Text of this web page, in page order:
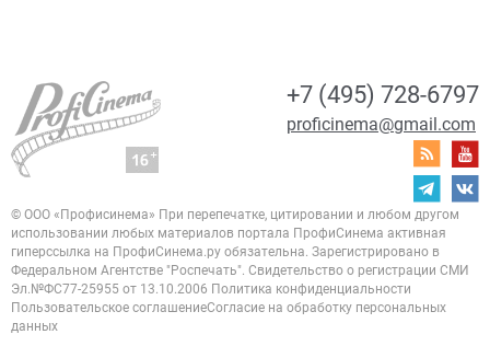
+7 (495) 728-6797
proficinema@gmail.com
© ООО «Профисинема» При перепечатке, цитировании и любом другом
использовании любых материалов портала ПрофиСинема активная
гиперссылка на ПрофиСинема.ру обязательна. Зарегистрировано в
Федеральном Агентстве "Роспечать". Свидетельство о регистрации СМИ
Эл.№ФС77-25955 от 13.10.2006 Политика конфиденциальности
Пользовательское соглашениеСогласие на обработку персональных
данных